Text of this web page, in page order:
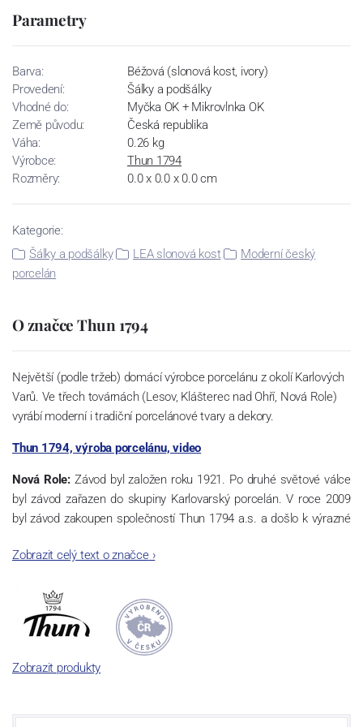
Parametry
Barva:
Béžová (slonová kost, ivory)
Provedení:
Šálky a podšálky
Vhodné do:
Myčka OK + Mikrovlnka OK
Země původu:
Česká republika
Váha:
0.26 kg
Výrobce:
Thun 1794
Rozměry:
0.0 x 0.0 x 0.0 cm
Kategorie:
Šálky a podšálky
LEA slonová kost
Moderní český
porcelán
O značce Thun 1794
Největší (podle tržeb) domácí výrobce porcelánu z okolí Karlových
Varů. Ve třech továrnách (Lesov, Klášterec nad Ohří, Nová Role)
vyrábí moderní i tradiční porcelánové tvary a dekory.
Thun 1794, výroba porcelánu, video
Nová Role: Závod byl založen roku 1921. Po druhé světové válce
byl závod zařazen do skupiny Karlovarský porcelán. V roce 2009
byl závod zakoupen společností Thun 1794 a.s. a došlo k výrazné
společnosti a v jejím areálu jsou umístěny i provoz servis a výroba
a ve své výrobě navazuje na více jak 220-letou tradici výroby
porcelánu. Kapacita tohoto závodu je 3.500 - 4.000 tun ročně,
závod je vybaven moderními technologickými zařízeními -
isostatické lisy, tlakové lití, glazovací komplex, rychlovýpalná pec,
komorová pec, vtavná dekorační pec. Závod nabízí své výrobky jak
Zobrazit celý text o značce›
Zobrazit produkty